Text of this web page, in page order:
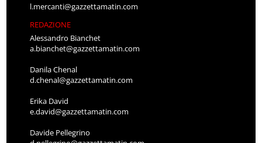
l.mercanti@gazzettamatin.com
REDAZIONE
Alessandro Bianchet
a.bianchet@gazzettamatin.com
Danila Chenal
d.chenal@gazzettamatin.com
Erika David
e.david@gazzettamatin.com
Davide Pellegrino